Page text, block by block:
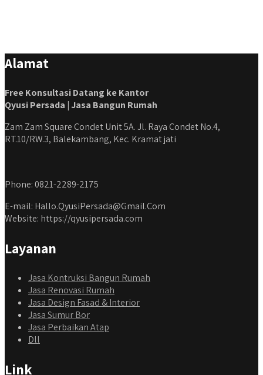
Alamat
Free Konsultasi Datang ke Kantor
Qyusi Persada | Jasa Bangun Rumah
Zam Zam Square Condet Unit 5A. Jl. Raya Condet No.4,
RT.10/RW.3, Balekambang, Kec. Kramat jati
Phone: 0821-2289-2175
E-mail: Hallo.QyusiPersada@Gmail.Com
Website: https://qyusipersada.com
Layanan
Jasa Kontruksi Bangun Rumah
Jasa Renovasi Rumah
Jasa Design Fasad & Interior
Jasa Sumur Bor
Jasa Perbaikan Atap
Dll
Link